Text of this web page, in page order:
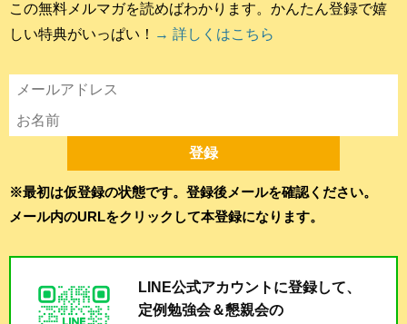
この無料メルマガを読めばわかります。かんたん登録で嬉
しい特典がいっぱい！ → 詳しくはこちら
※最初は仮登録の状態です。登録後メールを確認ください。
メール内のURLをクリックして本登録になります。
LINE公式アカウントに登録して、
定例勉強会＆懇親会の